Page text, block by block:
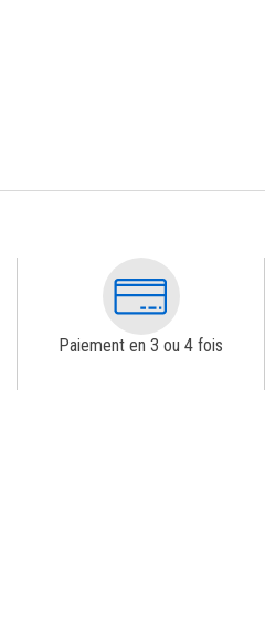
Paiement en 3 ou 4 fois